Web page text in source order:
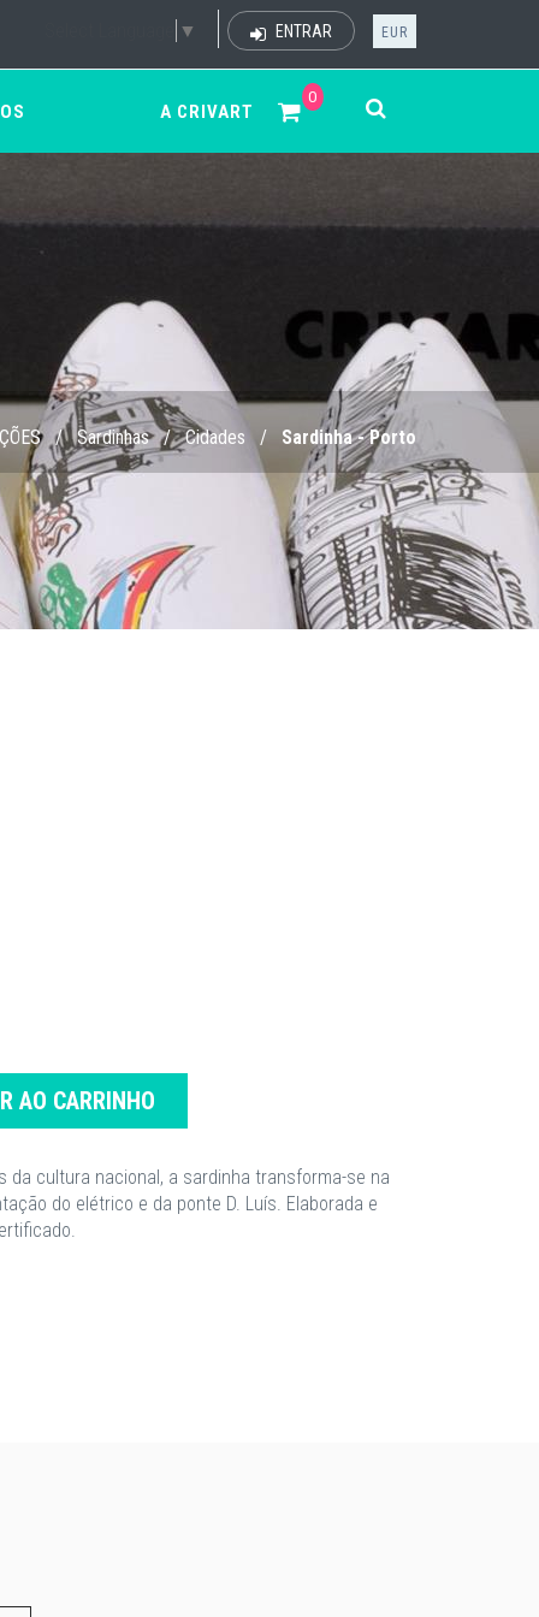
▼ ENTRAR EUR
0
A CRIVART
/ Sardinhas / Cidades / Sardinha - Porto
AO CARRINHO
da cultura nacional, a sardinha transforma-se na
do elétrico e da ponte D. Luís. Elaborada e